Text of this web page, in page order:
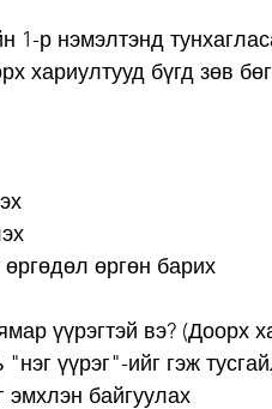
1-р нэмэлтэнд
хариултууд бүгд зөв
өргөдөл өргөн барих
үүрэгтэй вэ? (Доорх
үүрэг"-ийг гэж
эмхлэн байгуулах